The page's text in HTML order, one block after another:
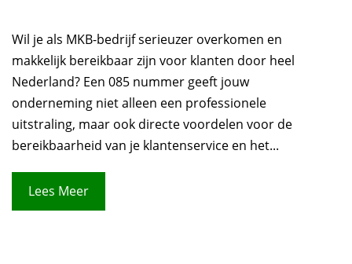
Wil je als MKB-bedrijf serieuzer overkomen en
makkelijk bereikbaar zijn voor klanten door heel
Nederland? Een 085 nummer geeft jouw
onderneming niet alleen een professionele
uitstraling, maar ook directe voordelen voor de
bereikbaarheid van je klantenservice en het...
Lees Meer